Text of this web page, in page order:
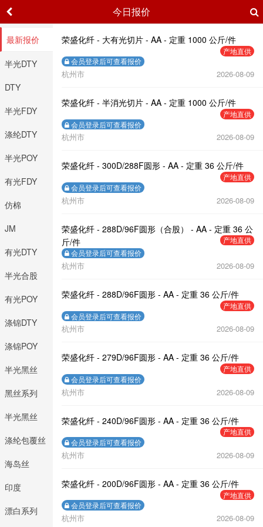
今日报价
最新报价
半光DTY
DTY
半光FDY
涤纶DTY
半光POY
有光FDY
仿棉
JM
有光DTY
半光合股
DTY
有光POY
涤锦DTY
涤锦POY
半光黑丝
DTY
黑丝系列
半光黑丝
FDY
涤纶包覆丝
海岛丝
印度
漂白系列
荣盛化纤 - 大有光切片 - AA - 定重 1000 公斤/件
产地直供
会员登录后可查看报价
杭州市 2026-08-09
荣盛化纤 - 半消光切片 - AA - 定重 1000 公斤/件
产地直供
会员登录后可查看报价
杭州市 2026-08-09
荣盛化纤 - 300D/288F圆形 - AA - 定重 36 公斤/件
产地直供
会员登录后可查看报价
杭州市 2026-08-09
荣盛化纤 - 288D/96F圆形（合股） - AA - 定重 36 公
斤/件
产地直供
会员登录后可查看报价
杭州市 2026-08-09
荣盛化纤 - 288D/96F圆形 - AA - 定重 36 公斤/件
产地直供
会员登录后可查看报价
杭州市 2026-08-09
荣盛化纤 - 279D/96F圆形 - AA - 定重 36 公斤/件
产地直供
会员登录后可查看报价
杭州市 2026-08-09
荣盛化纤 - 240D/96F圆形 - AA - 定重 36 公斤/件
产地直供
会员登录后可查看报价
杭州市 2026-08-09
荣盛化纤 - 200D/96F圆形 - AA - 定重 36 公斤/件
产地直供
会员登录后可查看报价
杭州市 2026-08-09